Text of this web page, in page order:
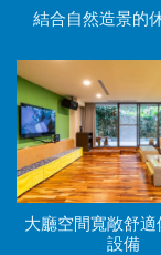
結合自然造景的
大廳空間寬敞舒適
設備